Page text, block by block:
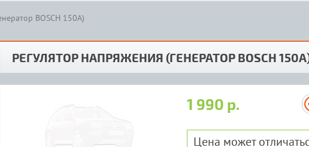
BOSCH 150А)
РЕГУЛЯТОР НАПРЯЖЕНИЯ (ГЕНЕРАТОР BOSCH
1 990 р.
Цена может